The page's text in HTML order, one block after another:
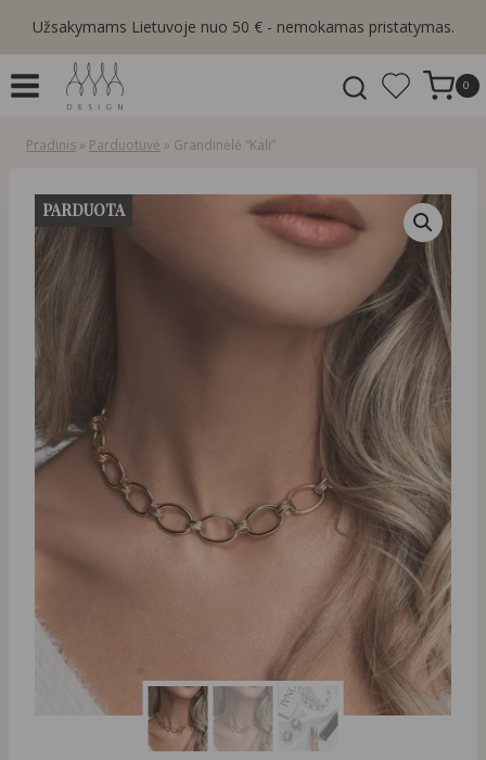
content
Užsakymams Lietuvoje nuo 50 € - nemokamas pristatymas.
0
Pradinis » Parduotuvė » Grandinėlė “Kali”
PARDUOTA